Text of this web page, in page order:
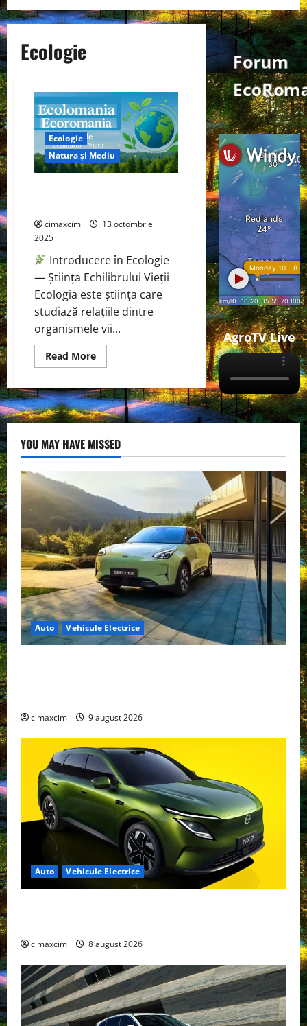
Ecologie
Ecologie
Natura și Mediu
cimaxcim
13 octombrie
2025
Introducere în Ecologie
— Știința Echilibrului Vieții
Ecologia este știința care
studiază relațiile dintre
organismele vii...
Read MoreRead
more
—
Știința
Echilibrului
Vieții
Forum
AgroTV Live
YOU MAY HAVE MISSED
Auto Vehicule Electrice
cimaxcim 9 august 2026
Auto Vehicule Electrice
cimaxcim 8 august 2026